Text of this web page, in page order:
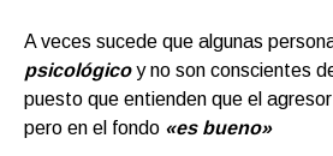
A veces sucede que algunas
psicológico y no son conscientes
puesto que entienden que el
pero en el fondo «es bueno»